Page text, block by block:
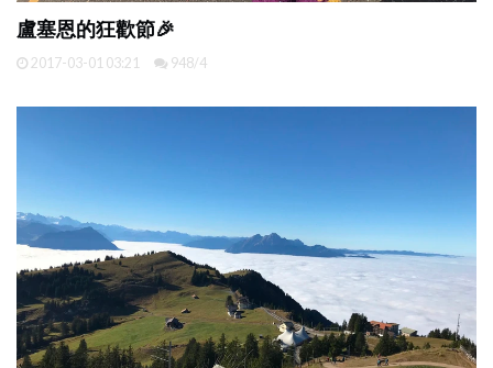
盧塞恩的狂歡節🎉
2017-03-01 03:21 948/4